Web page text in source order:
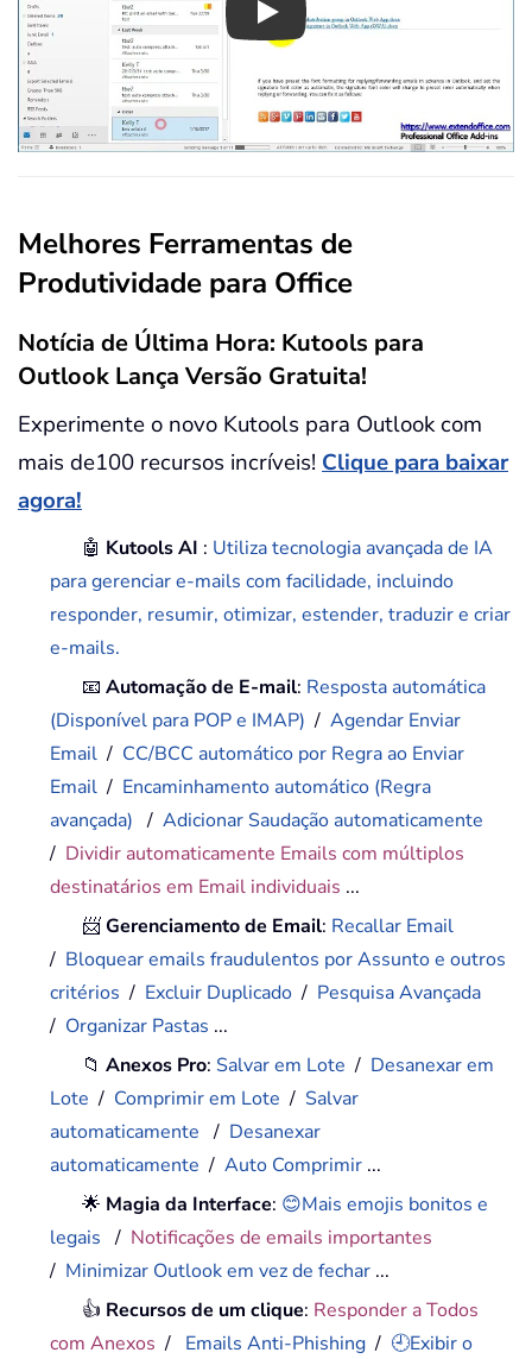
Play
Melhores Ferramentas de
Produtividade para Office
Notícia de Última Hora: Kutools para
Outlook Lança Versão Gratuita!
Experimente o novo Kutools para Outlook com
mais de100 recursos incríveis! Clique para baixar
agora!
🤖 Kutools AI : Utiliza tecnologia avançada de IA
para gerenciar e-mails com facilidade, incluindo
responder, resumir, otimizar, estender, traduzir e criar
e-mails.
📧Automação de E-mail: Resposta automática
(Disponível para POP e IMAP) /Agendar Enviar
Email / CC/BCC automático por Regra ao Enviar
Email / Encaminhamento automático (Regra
avançada) /Adicionar Saudação automaticamente
/ Dividir automaticamente Emails com múltiplos
destinatários em Email individuais ...
📨Gerenciamento de Email: Recallar Email
/ Bloquear emails fraudulentos por Assunto e outros
critérios / Excluir Duplicado / Pesquisa Avançada
/ Organizar Pastas ...
📁Anexos Pro: Salvar em Lote / Desanexar em
Lote / Comprimir em Lote / Salvar
automaticamente / Desanexar
automaticamente /Auto Comprimir ...
🌟 Magia da Interface: 😊Mais emojis bonitos e
legais / Notificações de emails importantes
/ Minimizar Outlook em vez de fechar ...
👍 Recursos de um clique: Responder a Todos
com Anexos / Emails Anti-Phishing / 🕘Exibir o